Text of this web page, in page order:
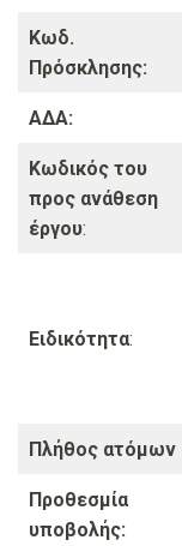
Κωδ.
Πρόσκλησης:
ΑΔΑ:
Κωδικός του
προς ανάθεση
έργου:
Ειδικότητα:
Πλήθος ατόμων
Προθεσμία
υποβολής: